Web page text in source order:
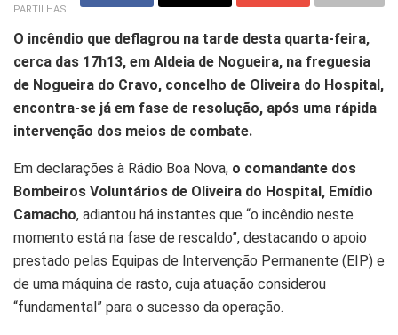
PARTILHAS
O incêndio que deflagrou na tarde desta quarta-feira,
cerca das 17h13, em Aldeia de Nogueira, na freguesia
de Nogueira do Cravo, concelho de Oliveira do Hospital,
encontra-se já em fase de resolução, após uma rápida
intervenção dos meios de combate.
Em declarações à Rádio Boa Nova, o comandante dos
Bombeiros Voluntários de Oliveira do Hospital, Emídio
Camacho, adiantou há instantes que “o incêndio neste
momento está na fase de rescaldo”, destacando o apoio
prestado pelas Equipas de Intervenção Permanente (EIP) e
de uma máquina de rasto, cuja atuação considerou
“fundamental” para o sucesso da operação.